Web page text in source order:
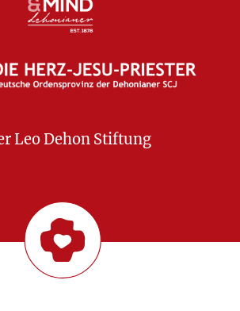
Leo Dehon Stiftung